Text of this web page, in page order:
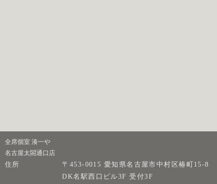
全席個室 湊一や
名古屋太閤通口店
住所
〒453-0015 愛知県名古屋市中村区椿町15-8
DK名駅西口ビル3F 受付3F